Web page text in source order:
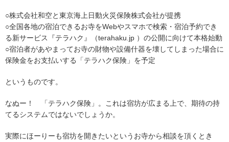
○株式会社和空と東京海上日動火災保険株式会社が提携
○全国各地の宿泊できるお寺をWebやスマホで検索・宿泊予約でき
る新サービス『テラハク』（terahaku.jp ）の公開に向けて本格始動
○宿泊者があやまってお寺の財物や設備什器を壊してしまった場合に
保険金をお支払いする「テラハク保険」を予定
というものです。
なぬー！ 「テラハク保険」。これは宿坊が広まる上で、期待の持
てるシステムではないでしょうか。
実際にほーりーも宿坊を開きたいというお寺から相談を頂くとき